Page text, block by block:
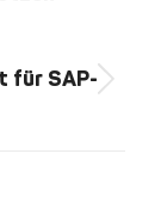
für SAP-